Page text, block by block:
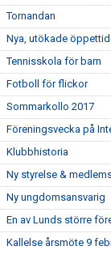
Tornandan
Nya, utökade
Tennisskola för barn
Fotboll för flickor
Sommarkollo 2017
Föreningsvecka på
Klubbhistoria
Ny styrelse &
Ny ungdomsansvarig
En av Lunds större
Kallelse årsmöte 9